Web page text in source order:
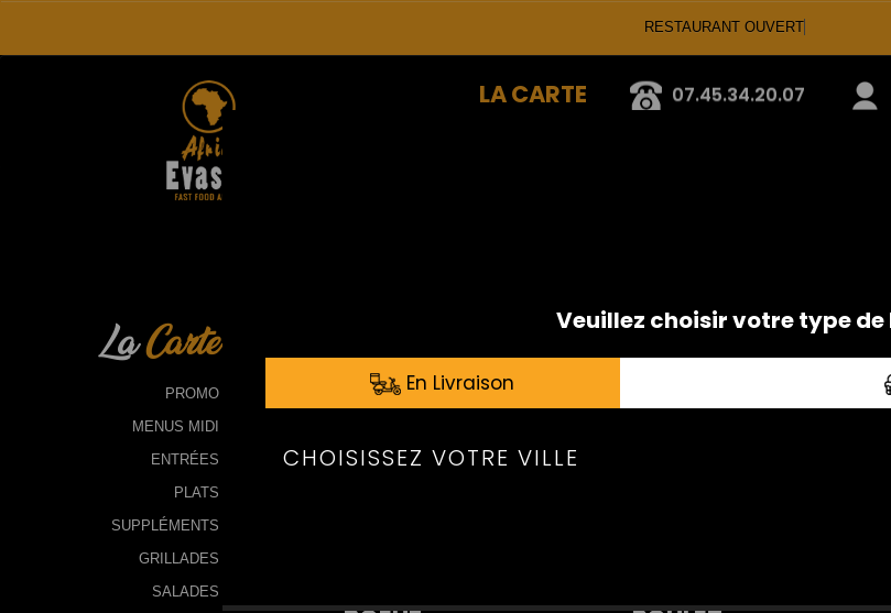
RESTAURANT OUVERT
LA CARTE 07.45.34.20.07
LaCarte
PROMO
MENUS MIDI
ENTRÉES
PLATS
SUPPLÉMENTS
GRILLADES
SALADES
ENTRÉES